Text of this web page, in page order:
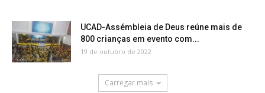
UCAD-Assémbleia de Deus reúne mais de
800 crianças em evento com...
19 de outubro de 2022
Carregar mais